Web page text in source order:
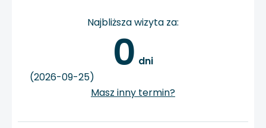
Najbliższa wizyta za:
0 dni
(2026-09-25)
Masz inny termin?